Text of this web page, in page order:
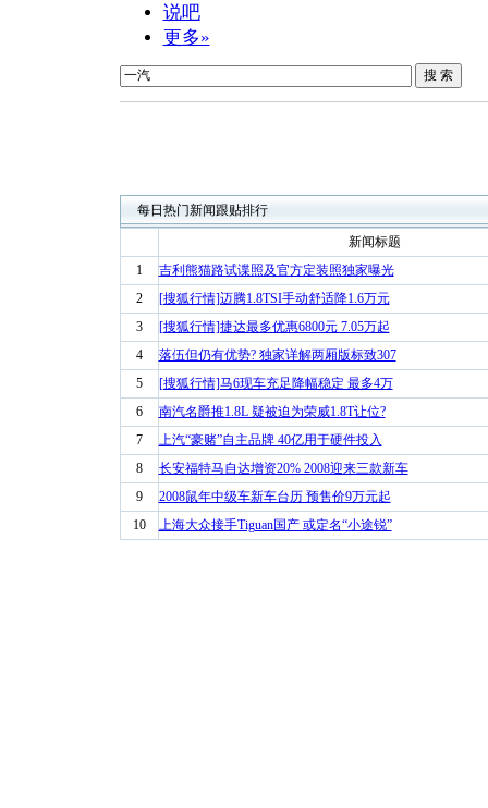
说吧
更多»
每日热门新闻跟贴排行
新闻标题
1
吉利熊猫路试谍照及官方定装照独家曝光
2
[搜狐行情]迈腾1.8TSI手动舒适降1.6万元
3
[搜狐行情]捷达最多优惠6800元 7.05万起
4
落伍但仍有优势? 独家详解两厢版标致307
5
[搜狐行情]马6现车充足降幅稳定 最多4万
6
南汽名爵推1.8L 疑被迫为荣威1.8T让位?
7
上汽“豪赌”自主品牌 40亿用于硬件投入
8
长安福特马自达增资20% 2008迎来三款新车
9
2008鼠年中级车新车台历 预售价9万元起
10
上海大众接手Tiguan国产 或定名“小途锐”